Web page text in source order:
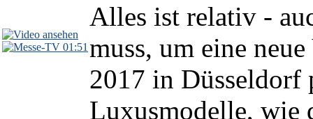
01:51
Alles ist relativ -
muss, um eine
2017 in Düsseldorf
Luxusmodelle, wie